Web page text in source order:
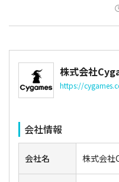
株式会社
https://
会社情報
会社名 株式会社